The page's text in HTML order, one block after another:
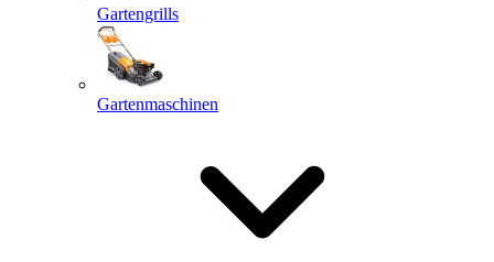
Gartengrills
Gartenmaschinen